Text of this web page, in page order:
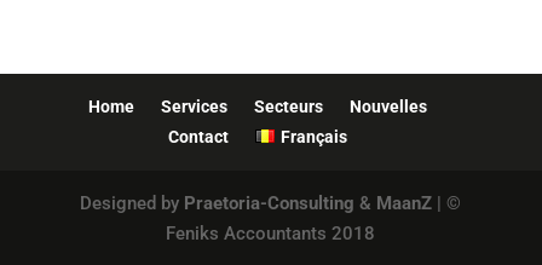
Home Services Secteurs
Nouvelles
Contact
Français
Designed by Praetoria-Consulting & MaanZ | ©
Feniks Accountants 2018